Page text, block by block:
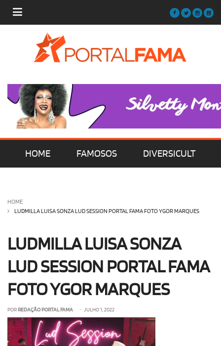
HOME FAMOSOS DIVERSICULT
OLHA ISSO! EU QUERO!
HOME
LUDMILLA LUISA SONZA LUD SESSION PORTAL FAMA FOTO YGOR MARQUES
LUDMILLA LUISA SONZA
LUD SESSION PORTAL FAMA
FOTO YGOR MARQUES
POR REDAÇÃO PORTAL FAMA • JULHO 1, 2022